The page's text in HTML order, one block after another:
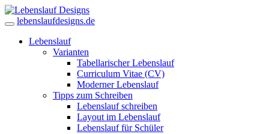
lebenslaufdesigns.de
Lebenslauf
Varianten
Tabellarischer Lebenslauf
Curriculum Vitae (CV)
Moderner Lebenslauf
Tipps zum Schreiben
Lebenslauf schreiben
Layout im Lebenslauf
Lebenslauf für Schüler